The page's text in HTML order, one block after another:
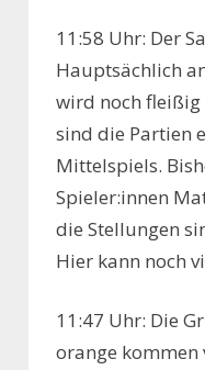
11:58 Uhr: Der
Hauptsächlich
wird noch fleißig
sind die Partien
Mittelspiels.
Spieler:innen
die Stellungen
Hier kann noch
11:47 Uhr: Die
orange kommen